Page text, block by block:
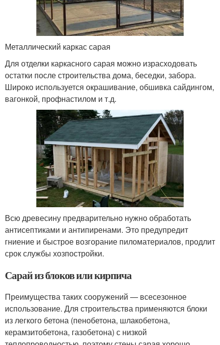
Металлический каркас сарая
Для отделки каркасного сарая можно израсходовать
остатки после строительства дома, беседки, забора.
Широко используется окрашивание, обшивка сайдингом,
вагонкой, профнастилом и т.д.
Всю древесину предварительно нужно обработать
антисептиками и антипиренами. Это предупредит
гниение и быстрое возгорание пиломатериалов, продлит
срок службы хозпостройки.
Сарай из блоков или кирпича
Преимущества таких сооружений — всесезонное
использование. Для строительства применяются блоки
из легкого бетона (пенобетона, шлакобетона,
керамзитобетона, газобетона) с низкой